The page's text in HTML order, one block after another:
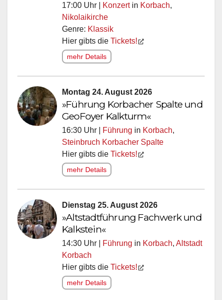
17:00 Uhr | Konzertin Korbach,
Nikolaikirche
Genre: Klassik
Hier gibts die Tickets!
mehr Details
Montag 24. August 2026
»Führung Korbacher Spalte und
GeoFoyer Kalkturm«
16:30 Uhr | Führung in Korbach,
Steinbruch Korbacher Spalte
Hier gibts die Tickets!
mehr Details
Dienstag 25. August 2026
»Altstadtführung Fachwerk und
Kalkstein«
14:30 Uhr | Führung in Korbach, Altstadt
Korbach
Hier gibts die Tickets!
mehr Details